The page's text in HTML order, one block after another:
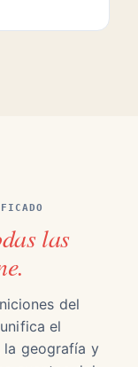
las
del
el
la geografía y